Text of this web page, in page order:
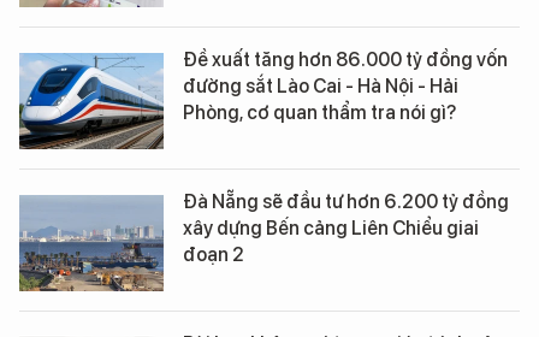
Đề xuất tăng hơn 86.000 tỷ đồng vốn
đường sắt Lào Cai - Hà Nội - Hải
Phòng, cơ quan thẩm tra nói gì?
Đà Nẵng sẽ đầu tư hơn 6.200 tỷ đồng
xây dựng Bến cảng Liên Chiểu giai
đoạn 2